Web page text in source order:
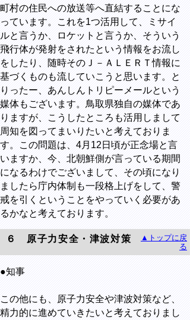
町村の住民への放送等へ直結することにな
っています。これを1つ活用して、ミサイ
ルと言うか、ロケットと言うか、そういう
飛行体が発射をされたという情報をお流し
をしたり、随時そのＪ－ＡＬＥＲＴ情報に
基づくものも流していこうと思います。と
りったー、あんしんトリピーメールという
媒体もございます。鳥取県独自の媒体であ
りますが、こうしたところも活用しまして
周知を図ってまいりたいと考えておりま
す。この問題は、4月12日頃が正念場と言
いますか、今、北朝鮮側が言っている期間
になるわけでございまして、その頃になり
ましたら庁内体制も一段格上げをして、警
戒を引くということをやっていく必要があ
るかなと考えております。
６ 原子力安全・津波対策
▲トップに戻
る
●知事
この他にも、原子力安全や津波対策など、
精力的に進めていきたいと考えておりまし